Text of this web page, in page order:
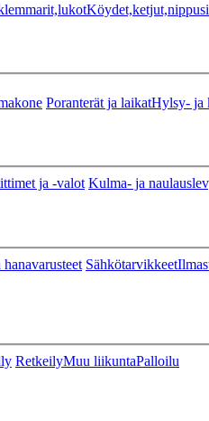
Poranterät ja laikatHylsy- ja
ja -valot Kulma- ja
Sähkötarvikkeet
RetkeilyMuu liikuntaPalloilu